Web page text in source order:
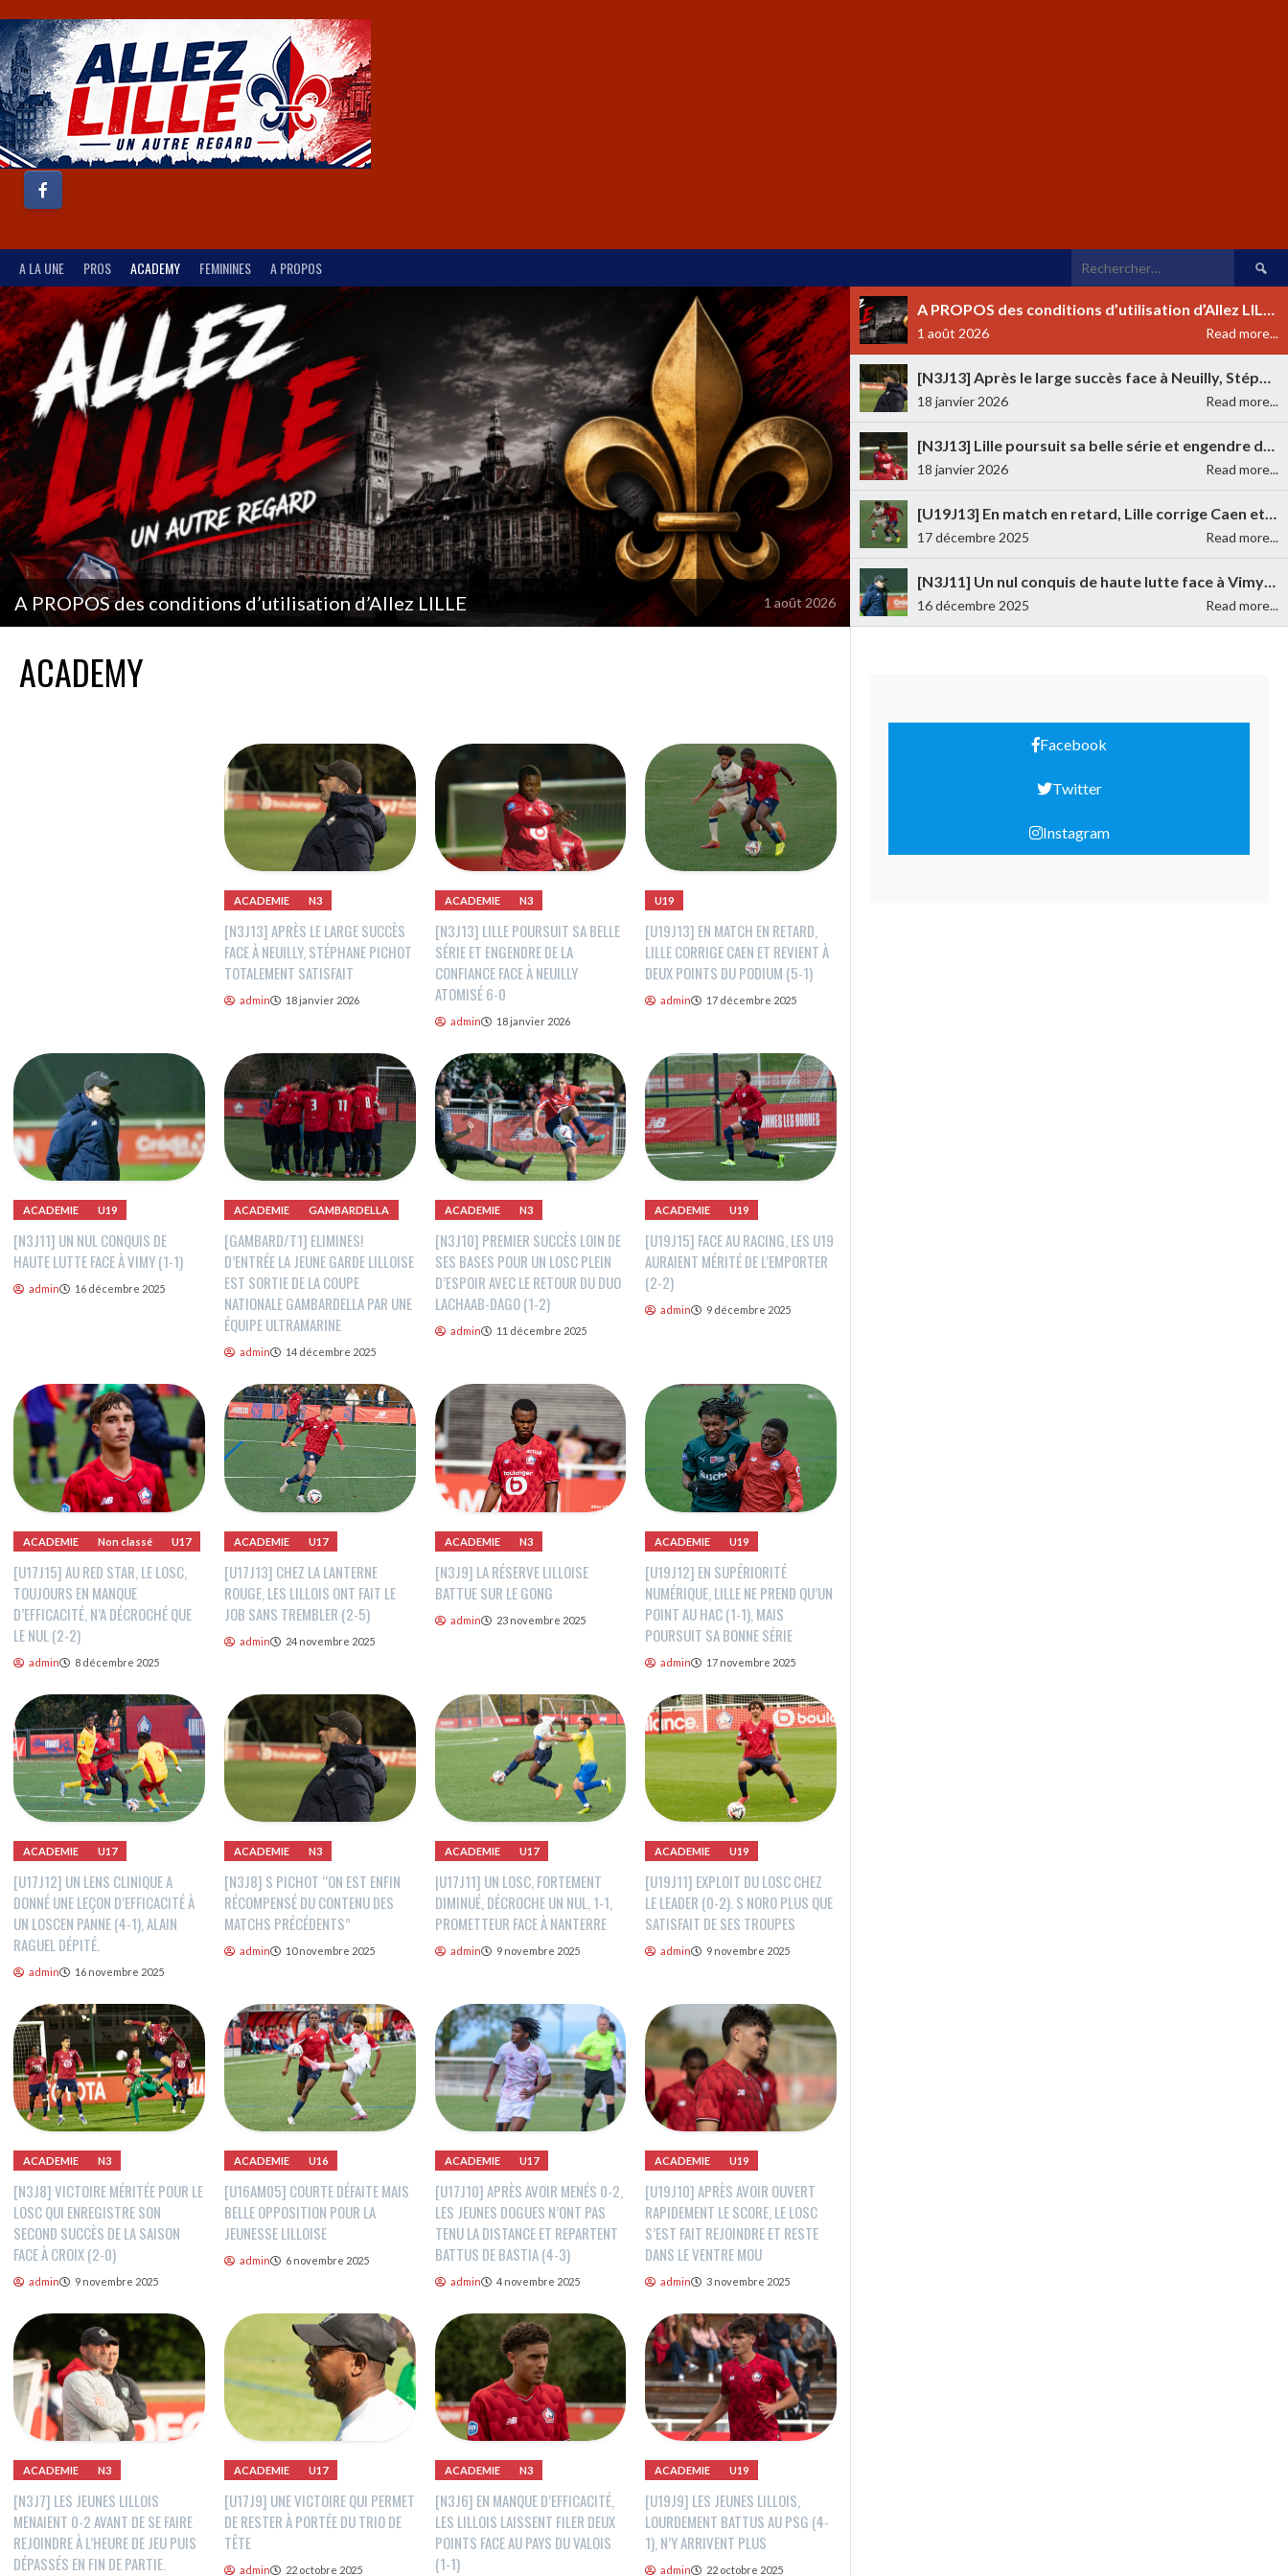
A LA UNE PROS ACADEMY FEMININES A PROPOS
18 janvier 2026
[N3J13] Après le large succès face à Neuilly, Stéphane Pichot totalement satisfait
A PROPOS des conditions d’utilisation d’Allez LILLE
1 août 2026 Read more...
[N3J13] Après le large succès face à Neuilly, Stéphane Pichot totalement satisfait
18 janvier 2026 Read more...
[N3J13] Lille poursuit sa belle série et engendre de la confiance face à Neuilly atomisé 6-0
18 janvier 2026 Read more...
[U19J13] En match en retard, Lille corrige Caen et revient à deux points du podium (5-1)
17 décembre 2025 Read more...
[N3J11] Un nul conquis de haute lutte face à Vimy (1-1)
16 décembre 2025 Read more...
ACADEMY
ACADEMIE N3
[N3J13] APRÈS LE LARGE SUCCÈS
FACE À NEUILLY, STÉPHANE PICHOT
TOTALEMENT SATISFAIT
admin 18 janvier 2026
ACADEMIE N3
[N3J13] LILLE POURSUIT SA BELLE
SÉRIE ET ENGENDRE DE LA
CONFIANCE FACE À NEUILLY
ATOMISÉ 6-0
admin 18 janvier 2026
U19
[U19J13] EN MATCH EN RETARD,
LILLE CORRIGE CAEN ET REVIENT À
DEUX POINTS DU PODIUM (5-1)
admin 17 décembre 2025
ACADEMIE U19
[N3J11] UN NUL CONQUIS DE
HAUTE LUTTE FACE À VIMY (1-1)
admin 16 décembre 2025
ACADEMIE GAMBARDELLA
[GAMBARD/T1] ELIMINES!
D’ENTRÉE LA JEUNE GARDE LILLOISE
EST SORTIE DE LA COUPE
NATIONALE GAMBARDELLA PAR UNE
ÉQUIPE ULTRAMARINE
admin 14 décembre 2025
ACADEMIE N3
[N3J10] PREMIER SUCCÈS LOIN DE
SES BASES POUR UN LOSC PLEIN
D’ESPOIR AVEC LE RETOUR DU DUO
LACHAAB-DAGO (1-2)
admin 11 décembre 2025
ACADEMIE U19
[U19J15] FACE AU RACING, LES U19
AURAIENT MÉRITÉ DE L’EMPORTER
(2-2)
admin 9 décembre 2025
ACADEMIE Non classé U17
[U17J15] AU RED STAR, LE LOSC,
TOUJOURS EN MANQUE
D’EFFICACITÉ, N’A DÉCROCHÉ QUE
LE NUL (2-2)
admin 8 décembre 2025
ACADEMIE U17
[U17J13] CHEZ LA LANTERNE
ROUGE, LES LILLOIS ONT FAIT LE
JOB SANS TREMBLER (2-5)
admin 24 novembre 2025
ACADEMIE N3
[N3J9] LA RÉSERVE LILLOISE
BATTUE SUR LE GONG
admin 23 novembre 2025
ACADEMIE U19
[U19J12] EN SUPÉRIORITÉ
NUMÉRIQUE, LILLE NE PREND QU’UN
POINT AU HAC (1-1), MAIS
POURSUIT SA BONNE SÉRIE
admin 17 novembre 2025
ACADEMIE U17
[U17J12] UN LENS CLINIQUE A
DONNÉ UNE LEÇON D’EFFICACITÉ À
UN LOSCEN PANNE (4-1), ALAIN
RAGUEL DÉPITÉ.
admin 16 novembre 2025
ACADEMIE N3
[N3J8] S PICHOT “ON EST ENFIN
RÉCOMPENSÉ DU CONTENU DES
MATCHS PRÉCÉDENTS”
admin 10 novembre 2025
ACADEMIE U17
|U17J11] UN LOSC, FORTEMENT
DIMINUÉ, DÉCROCHE UN NUL, 1-1,
PROMETTEUR FACE À NANTERRE
admin 9 novembre 2025
ACADEMIE U19
[U19J11] EXPLOIT DU LOSC CHEZ
LE LEADER (0-2). S NORO PLUS QUE
SATISFAIT DE SES TROUPES
admin 9 novembre 2025
ACADEMIE N3
[N3J8] VICTOIRE MÉRITÉE POUR LE
LOSC QUI ENREGISTRE SON
SECOND SUCCÈS DE LA SAISON
FACE À CROIX (2-0)
admin 9 novembre 2025
ACADEMIE U16
[U16AM05] COURTE DÉFAITE MAIS
BELLE OPPOSITION POUR LA
JEUNESSE LILLOISE
admin 6 novembre 2025
ACADEMIE U17
[U17J10] APRÈS AVOIR MENÉS 0-2,
LES JEUNES DOGUES N’ONT PAS
TENU LA DISTANCE ET REPARTENT
BATTUS DE BASTIA (4-3)
admin 4 novembre 2025
ACADEMIE U19
[U19J10] APRÈS AVOIR OUVERT
RAPIDEMENT LE SCORE, LE LOSC
S’EST FAIT REJOINDRE ET RESTE
DANS LE VENTRE MOU
admin 3 novembre 2025
ACADEMIE N3
[N3J7] LES JEUNES LILLOIS
MENAIENT 0-2 AVANT DE SE FAIRE
REJOINDRE À L’HEURE DE JEU PUIS
DÉPASSÉS EN FIN DE PARTIE.
ACADEMIE U17
[U17J9] UNE VICTOIRE QUI PERMET
DE RESTER À PORTÉE DU TRIO DE
TÊTE
admin 22 octobre 2025
ACADEMIE N3
[N3J6] EN MANQUE D’EFFICACITÉ,
LES LILLOIS LAISSENT FILER DEUX
POINTS FACE AU PAYS DU VALOIS
(1-1)
ACADEMIE U19
[U19J9] LES JEUNES LILLOIS,
LOURDEMENT BATTUS AU PSG (4-
1), N’Y ARRIVENT PLUS
admin 22 octobre 2025
Facebook
Twitter
Instagram